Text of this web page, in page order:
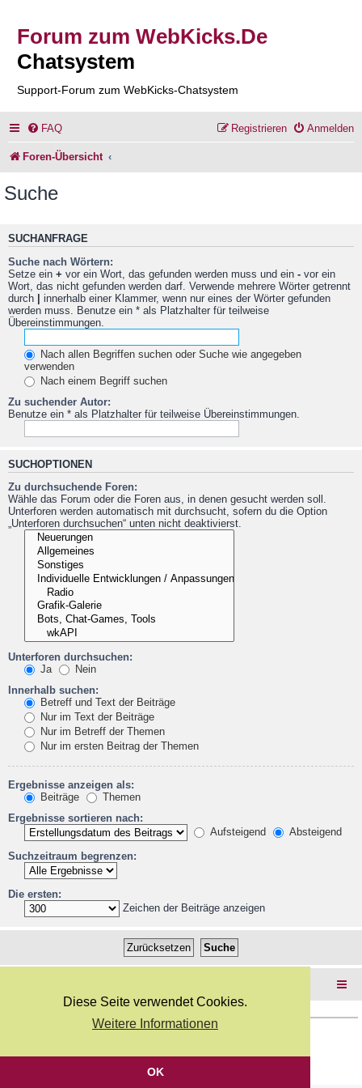
Diese Seite verwendet Cookies.
Weitere Informationen
OK
Forum zum WebKicks.De
Chatsystem
Support-Forum zum WebKicks-Chatsystem
FAQ Anmelden
Registrieren
Foren-Übersicht
Suche
SUCHANFRAGE
Suche nach Wörtern:
Setze ein + vor ein Wort, das gefunden werden muss und ein - vor ein
Wort, das nicht gefunden werden darf. Verwende mehrere Wörter getrennt
durch | innerhalb einer Klammer, wenn nur eines der Wörter gefunden
werden muss. Benutze ein * als Platzhalter für teilweise
Übereinstimmungen.
Nach allen Begriffen suchen oder Suche wie angegeben
verwenden
Nach einem Begriff suchen
Zu suchender Autor:
Benutze ein * als Platzhalter für teilweise Übereinstimmungen.
SUCHOPTIONEN
Zu durchsuchende Foren:
Wähle das Forum oder die Foren aus, in denen gesucht werden soll.
Unterforen werden automatisch mit durchsucht, sofern du die Option
„Unterforen durchsuchen“ unten nicht deaktivierst.
Unterforen durchsuchen:
Ja
Nein
Innerhalb suchen:
Betreff und Text der Beiträge
Nur im Text der Beiträge
Nur im Betreff der Themen
Nur im ersten Beitrag der Themen
Ergebnisse anzeigen als:
Beiträge
Themen
Ergebnisse sortieren nach:
Aufsteigend
Absteigend
Suchzeitraum begrenzen:
Die ersten:
Zeichen der Beiträge anzeigen
Deutsche Übersetzung durchphpBB.de